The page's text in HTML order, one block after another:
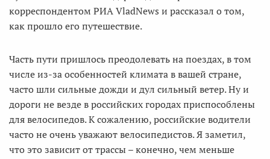
корреспондентом РИА VladNews и рассказал о том,
как прошло его путешествие.
Часть пути пришлось преодолевать на поездах, в том
числе из-за особенностей климата в вашей стране,
часто шли сильные дожди и дул сильный ветер. Ну и
дороги не везде в российских городах приспособлены
для велосипедов. К сожалению, российские водители
часто не очень уважают велосипедистов. Я заметил,
что это зависит от трассы – конечно, чем меньше